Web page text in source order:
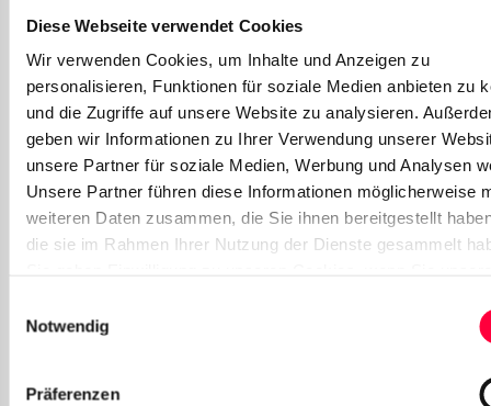
Diese Webseite verwendet Cookies
Wir verwenden Cookies, um Inhalte und Anzeigen zu
personalisieren, Funktionen für soziale Medien anbieten zu
und die Zugriffe auf unsere Website zu analysieren.
geben wir Informationen zu Ihrer Verwendung unserer
unsere Partner für soziale Medien, Werbung und Analysen
Unsere Partner führen diese Informationen möglicherweise
weiteren Daten zusammen, die Sie ihnen bereitgestellt
die sie im Rahmen Ihrer Nutzung der Dienste gesammelt
Notwendig
Präferenzen
Fuse2 UK SIP-Trunk
Global-e NL SIP-Trunk
iWay CH Sip-Trunk
Mnet DE Sip-Trunk
NetCologne